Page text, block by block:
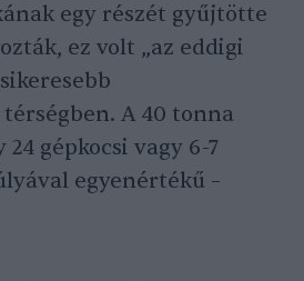
egy részét gyűjtötte
ez volt „az eddigi
A 40 tonna
gépkocsi vagy 6-7
egyenértékű –